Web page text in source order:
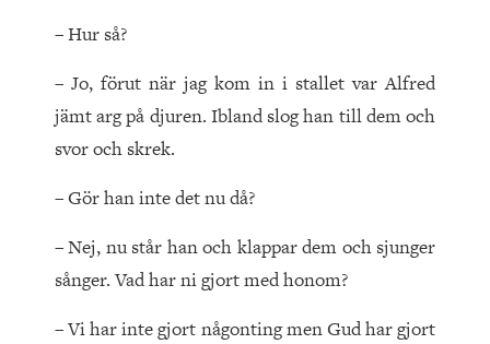
– Hur så?
– Jo, förut när jag kom in i stallet var Alfred
jämt arg på djuren. Ibland slog han till dem och
svor och skrek.
– Gör han inte det nu då?
– Nej, nu står han och klappar dem och sjunger
sånger. Vad har ni gjort med honom?
– Vi har inte gjort någonting men Gud har gjort